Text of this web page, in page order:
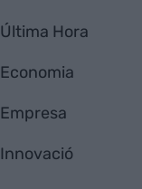
Última Hora
Economia
Empresa
Innovació